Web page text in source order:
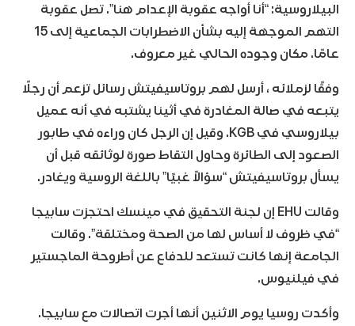
البيلاروسية: “أنا أواجه عقوبة الإعدام هنا”. تصل عقوبة
التهم الموجهة إليه بشأن الاضطرابات الجماعية إلى 15
عامًا. مكان وجوده الحالي غير معروف.
وفقًا لزملائه ، أرسل لهم بروتاسيفيتش رسائل تزعم أن رجلًا
يتبعه في صالة المغادرة في أثينا يشتبه في أنه عميل
بيلاروسي في KGB. وقيل إن الرجل كان وراءه في طابور
الصعود إلى الطائرة وحاول التقاط صورة لوثائقه قبل أن
يسأل بروتاسيفيتش “سؤالاً غبيًا” باللغة الروسية ويغادر.
وقالت EHU إن لجنة التحقيق في مينسك احتجزت سابيجا
“في ظروف لا أساس لها من الصحة ومختلقة”. وقالت
الجامعة إنها كانت تستعد للدفاع عن أطروحة الماجستير
في فيلنيوس.
وأكدت روسيا يوم الاثنين أنها أجرت اتصالات مع سابيجا.